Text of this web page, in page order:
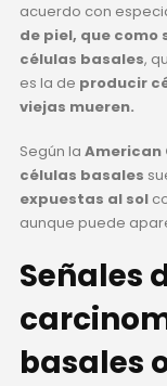
acuerdo con
de piel, que como
células basales,
es la de producir
viejas mueren.
Según la American
células basales
expuestas al sol
aunque puede
Señales
basales